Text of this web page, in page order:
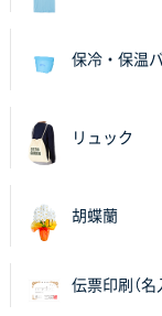
営業ご担
き、他の
進められま
【ポリ袋】
昨年利用
比較して決
納期がギ
対応を頂い
保冷・保温
リュック
胡蝶蘭
伝票印刷（名